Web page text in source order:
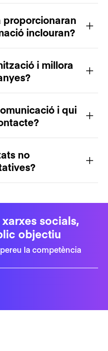
inclouran?
i millora
i qui
no
socials,
objectiu
la competència